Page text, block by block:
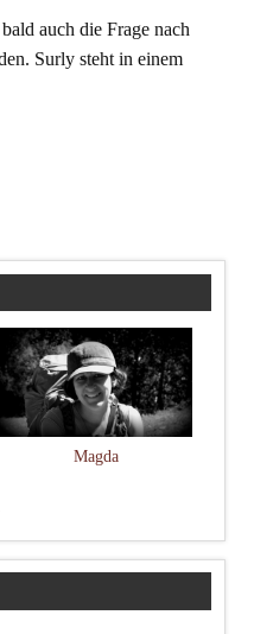
auch die Frage nach
Surly steht in einem
Magda